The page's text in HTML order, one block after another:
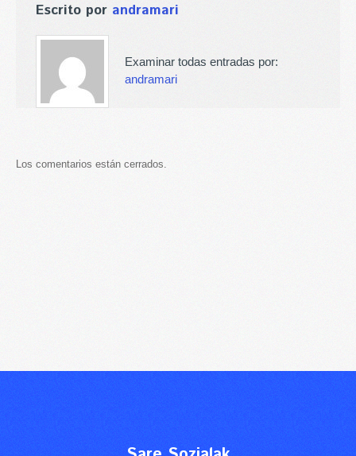
Escrito por andramari
Examinar todas entradas por:
andramari
Los comentarios están cerrados.